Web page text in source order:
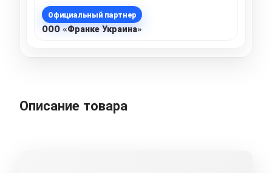
Официальный партнер
ООО «Франке Украина»
Описание товара